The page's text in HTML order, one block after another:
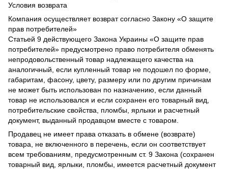
Условия возврата
Компания осуществляет возврат согласно Закону «О защите
прав потребителей»
Статьей 9 действующего Закона Украины «О защите прав
потребителей» предусмотрено право потребителя обменять
непродовольственный товар надлежащего качества на
аналогичный, если купленный товар не подошел по форме,
габаритам, фасону, цвету, размеру или по другим причинам
не может быть использован по назначению, если данный
товар не использовался и если сохранен его товарный вид,
потребительские свойства, пломбы, ярлыки и расчетный
документ, выданный продавцом вместе с товаром.
Продавец не имеет права отказать в обмене (возврате)
товара, не включенного в перечень, если он соответствует
всем требованиям, предусмотренным ст. 9 Закона (сохранен
товарный вид, ярлыки, пломбы, имеется расчетный документ